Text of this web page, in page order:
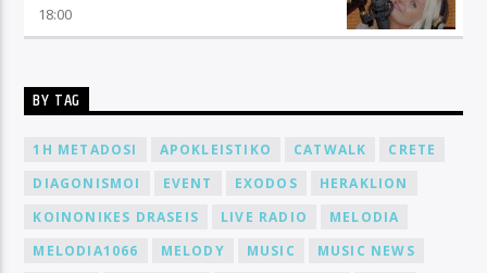
18:00
BY TAG
1H METADOSI APOKLEISTIKO CATWALK
CRETE
DIAGONISMOI
EVENT EXODOS
HERAKLION
KOINONIKES DRASEIS
LIVE RADIO
MELODIA
MELODIA1066
MELODY MUSIC
MUSIC NEWS